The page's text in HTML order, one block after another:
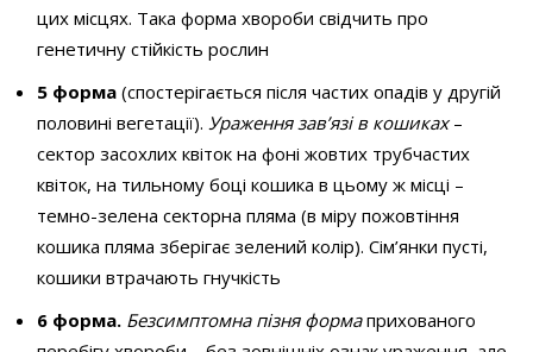
цих місцях. Така форма хвороби свідчить про
генетичну стійкість рослин
5 форма (спостерігається після частих опадів у другій
половині вегетації). Ураження зав’язі в кошиках –
сектор засохлих квіток на фоні жовтих трубчастих
квіток, на тильному боці кошика в цьому ж місці –
темно-зелена секторна пляма (в міру пожовтіння
кошика пляма зберігає зелений колір). Сім’янки пусті,
кошики втрачають гнучкість
6 форма. Безсимптомна пізня формаприхованого